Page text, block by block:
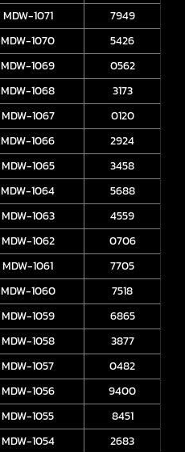
MDW-1071
7949
MDW-1070
5426
MDW-1069
0562
MDW-1068
3173
MDW-1067
0120
MDW-1066
2924
MDW-1065
3458
MDW-1064
5688
MDW-1063
4559
MDW-1062
0706
MDW-1061
7705
MDW-1060
7518
MDW-1059
6865
MDW-1058
3877
MDW-1057
0482
MDW-1056
9400
MDW-1055
8451
MDW-1054
2683